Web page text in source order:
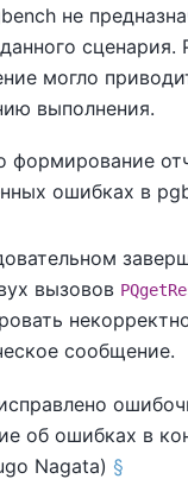
не
сценария.
могло
выполнения.
формирование
ошибках в
вызовов
сообщение.
об ошибках в
Nagata) §